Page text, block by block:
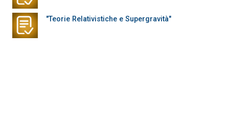
"Teorie Relativistiche e Supergravità"